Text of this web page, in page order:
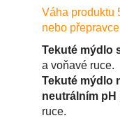
Váha produktu
nebo
Tekuté mýdlo
a voňavé ruce.
Tekuté mýdlo
neutrálním pH
ruce.